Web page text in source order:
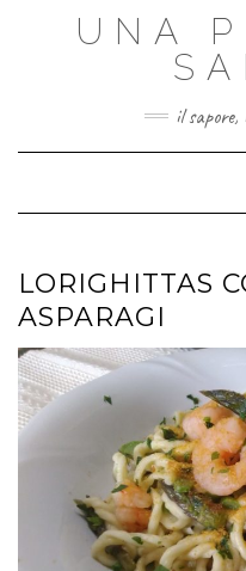
UNA
il sapore,
LORIGHITTAS
ASPARAGI